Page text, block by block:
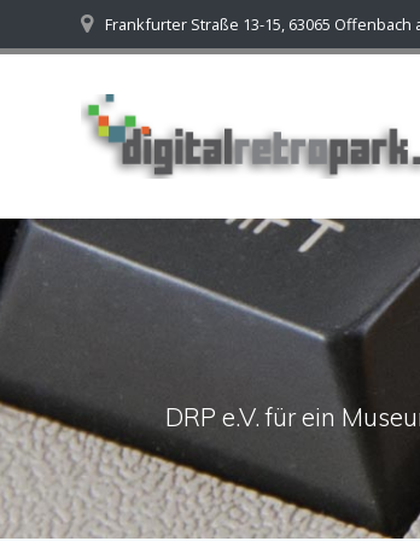
to
Frankfurter Straße 13-15, 63065 Offenbach
DRP e.V. für ein